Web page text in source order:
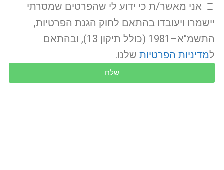
אני מאשר/ת כי ידוע לי שהפרטים שמסרתי
יישמרו ויעובדו בהתאם לחוק הגנת הפרטיות,
התשמ"א–1981 (כולל תיקון 13), ובהתאם
למדיניות הפרטיותשלנו.
שלח